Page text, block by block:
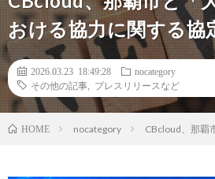
おける協力に関する協
2026.03.23 18:49:28
nocategory
その他の記事
プレスリリースなど
HOME nocategory CBcloud、那覇